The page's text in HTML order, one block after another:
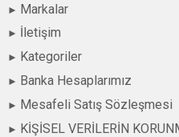
Markalar
İletişim
Kategoriler
Banka Hesaplarımız
Mesafeli Satış Sözleşmesi
KİŞİSEL VERİLERİN